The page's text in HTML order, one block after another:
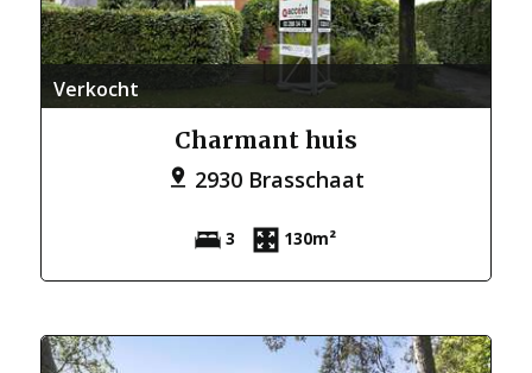
Verkocht
Charmant huis
2930 Brasschaat
3 130m²